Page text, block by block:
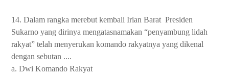
14. Dalam rangka merebut kembali Irian Barat Presiden
Sukarno yang dirinya mengatasnamakan “penyambung lidah
rakyat” telah menyerukan komando rakyatnya yang dikenal
dengan sebutan ....
a. Dwi Komando Rakyat